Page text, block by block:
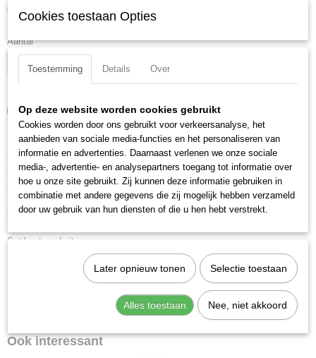
€ 126,21 (exclusief btw 21%)
Aantal
IN WINKELWAGEN
Specificaties
Productcode
13905
EAN code
Omschrijving
25-Delig kobaltborenset in metalen cassette.
Set bestaand uit:
25 Metaalboren 1,0 - 13,0mm oplopend met 0,5mm.
DIN ISO: DIN 338 N. ISO 235
Ook interessant
Cookies toestaan Opties
Toestemming Details Over
Op deze website worden cookies gebruikt
Cookies worden door ons gebruikt voor verkeersanalyse, het
aanbieden van sociale media-functies en het personaliseren van
informatie en advertenties. Daarnaast verlenen we onze sociale
media-, advertentie- en analysepartners toegang tot informatie over
hoe u onze site gebruikt. Zij kunnen deze informatie gebruiken in
combinatie met andere gegevens die zij mogelijk hebben verzameld
door uw gebruik van hun diensten of die u hen hebt verstrekt.
Later opnieuw tonen Selectie toestaan
Alles toestaan Nee, niet akkoord